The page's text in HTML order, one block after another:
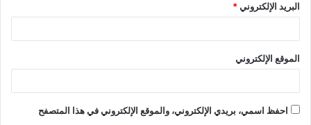
البريد الإلكتروني*
الموقع الإلكتروني
احفظ اسمي، بريدي الإلكتروني، والموقع الإلكتروني في هذا المتصفح